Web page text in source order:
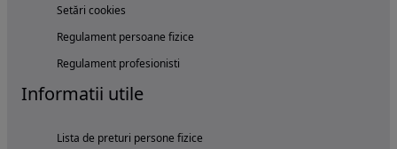
Setări cookies
Regulament persoane fizice
Regulament profesionisti
Informatii utile
Lista de preturi persone fizice